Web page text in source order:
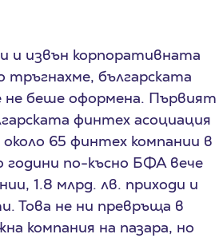
и извън корпоративната
тръгнахме, българската
беше оформена. Първият
финтех асоциация
65 финтех компании в
години по-късно БФА вече
1.8 млрд. лв. приходи и
Това не ни превръща в
компания на пазара, но